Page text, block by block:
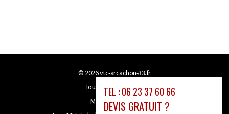
TEL : 06 23 37 60 66
DEVIS GRATUIT ?
© 2026vtc-arcachon-33.fr
Tous droits réservés
Mentions légales